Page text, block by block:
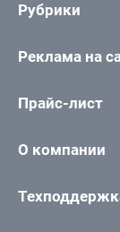
Рубрики
Реклама на
Прайс-лист
О компании